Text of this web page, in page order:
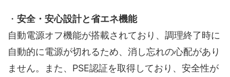
・ 安全・安心設計と省エネ機能
自動電源オフ機能が搭載されており、調理終了時に
自動的に電源が切れるため、消し忘れの心配があり
ません。また、PSE認証を取得しており、安全性が